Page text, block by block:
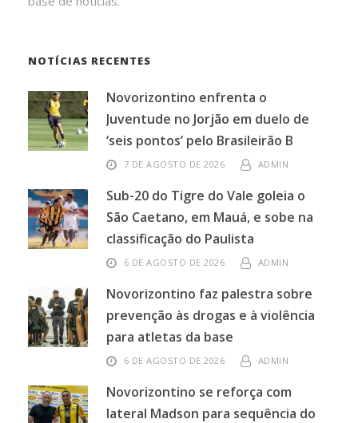
NOTÍCIAS RECENTES
Novorizontino enfrenta o
Juventude no Jorjão em duelo de
‘seis pontos’ pelo Brasileirão B
7 DE AGOSTO DE 2026 ADMIN
Sub-20 do Tigre do Vale goleia o
São Caetano, em Mauá, e sobe na
classificação do Paulista
6 DE AGOSTO DE 2026 ADMIN
Novorizontino faz palestra sobre
prevenção às drogas e à violência
para atletas da base
6 DE AGOSTO DE 2026 ADMIN
Novorizontino se reforça com
lateral Madson para sequência do